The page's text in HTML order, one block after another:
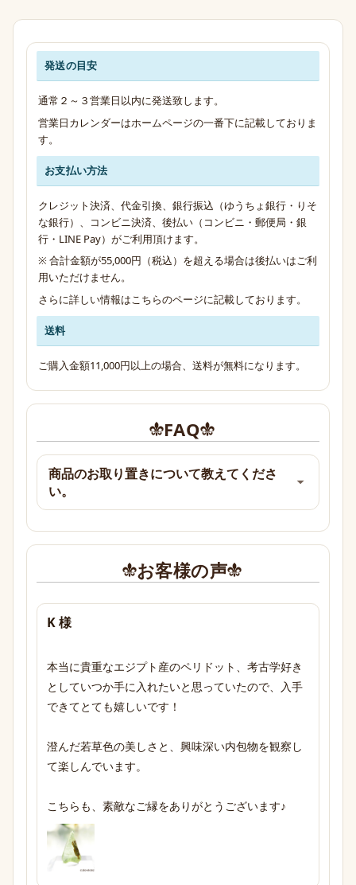
発送・お支払い・送料のご案内
発送の目安
通常２～３営業日以内に発送致します。
営業日カレンダーはホームページの一番下に記載しておりま
す。
お支払い方法
クレジット決済、代金引換、銀行振込（ゆうちょ銀行・りそ
な銀行）、コンビニ決済、後払い（コンビニ・郵便局・銀
行・LINE Pay）がご利用頂けます。
※ 合計金額が55,000円（税込）を超える場合は後払いはご利
用いただけません。
さらに詳しい情報は こちらのページに記載しております。
送料
ご購入金額11,000円以上の場合、送料が無料になります。
FAQ
商品のお取り置きについて教えてくださ
い。
お客様の声
K 様
本当に貴重なエジプト産のペリドット、考古学好き
としていつか手に入れたいと思っていたので、入手
できてとても嬉しいです！
澄んだ若草色の美しさと、興味深い内包物を観察し
て楽しんでいます。
こちらも、素敵なご縁をありがとうございます♪